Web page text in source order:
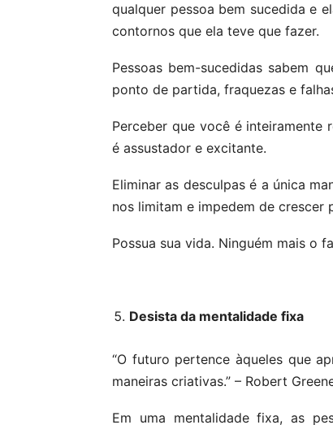
qualquer pessoa bem sucedida e
contornos que ela teve que fazer.
Pessoas bem-sucedidas sabem
ponto de partida, fraquezas e
Perceber que você é inteiramente
é assustador e excitante.
Eliminar as desculpas é a única
nos limitam e impedem de crescer
Possua sua vida. Ninguém mais o
Desista da mentalidade fixa
“O futuro pertence àqueles que
maneiras criativas.” – Robert
Em uma mentalidade fixa, as